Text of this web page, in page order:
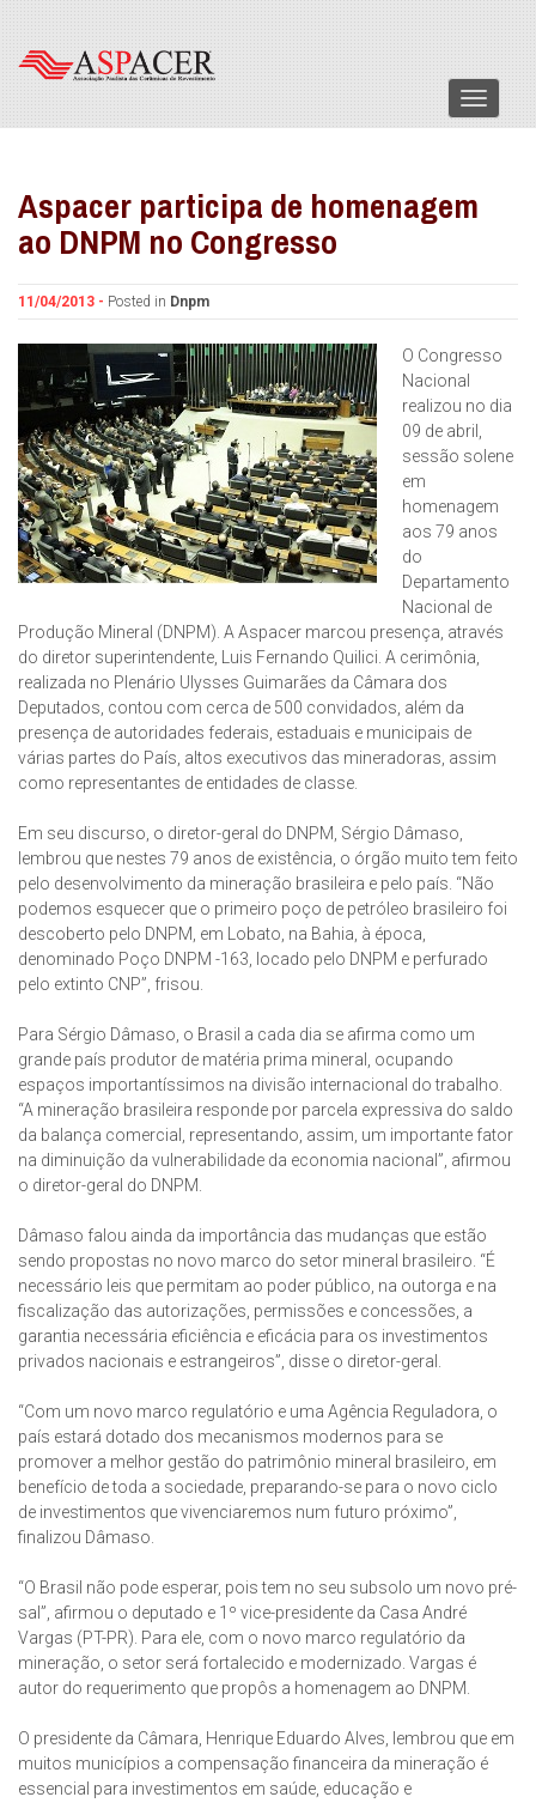
Menu
Aspacer participa de homenagem
ao DNPM no Congresso
11/04/2013 - Posted in Dnpm
O Congresso
Nacional
realizou no dia
09 de abril,
sessão solene
em
homenagem
aos 79 anos
do
Departamento
Nacional de
Produção Mineral (DNPM). A Aspacer marcou presença, através
do diretor superintendente, Luis Fernando Quilici. A cerimônia,
realizada no Plenário Ulysses Guimarães da Câmara dos
Deputados, contou com cerca de 500 convidados, além da
presença de autoridades federais, estaduais e municipais de
várias partes do País, altos executivos das mineradoras, assim
como representantes de entidades de classe.
Em seu discurso, o diretor-geral do DNPM, Sérgio Dâmaso,
lembrou que nestes 79 anos de existência, o órgão muito tem feito
pelo desenvolvimento da mineração brasileira e pelo país. “Não
podemos esquecer que o primeiro poço de petróleo brasileiro foi
descoberto pelo DNPM, em Lobato, na Bahia, à época,
denominado Poço DNPM -163, locado pelo DNPM e perfurado
pelo extinto CNP”, frisou.
Para Sérgio Dâmaso, o Brasil a cada dia se afirma como um
grande país produtor de matéria prima mineral, ocupando
espaços importantíssimos na divisão internacional do trabalho.
“A mineração brasileira responde por parcela expressiva do saldo
da balança comercial, representando, assim, um importante fator
na diminuição da vulnerabilidade da economia nacional”, afirmou
o diretor-geral do DNPM.
Dâmaso falou ainda da importância das mudanças que estão
sendo propostas no novo marco do setor mineral brasileiro. “É
necessário leis que permitam ao poder público, na outorga e na
fiscalização das autorizações, permissões e concessões, a
garantia necessária eficiência e eficácia para os investimentos
privados nacionais e estrangeiros”, disse o diretor-geral.
“Com um novo marco regulatório e uma Agência Reguladora, o
país estará dotado dos mecanismos modernos para se
promover a melhor gestão do patrimônio mineral brasileiro, em
benefício de toda a sociedade, preparando-se para o novo ciclo
de investimentos que vivenciaremos num futuro próximo”,
finalizou Dâmaso.
“O Brasil não pode esperar, pois tem no seu subsolo um novo pré-
sal”, afirmou o deputado e 1º vice-presidente da Casa André
Vargas (PT-PR). Para ele, com o novo marco regulatório da
mineração, o setor será fortalecido e modernizado. Vargas é
autor do requerimento que propôs a homenagem ao DNPM.
O presidente da Câmara, Henrique Eduardo Alves, lembrou que em
muitos municípios a compensação financeira da mineração é
essencial para investimentos em saúde, educação e